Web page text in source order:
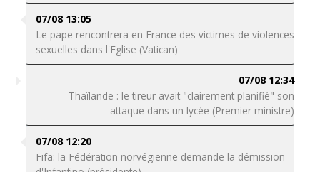
07/08 13:05
Le pape rencontrera en France des victimes de violences
sexuelles dans l'Eglise (Vatican)
07/08 12:34
Thaïlande : le tireur avait "clairement planifié" son
attaque dans un lycée (Premier ministre)
07/08 12:20
Fifa: la Fédération norvégienne demande la démission